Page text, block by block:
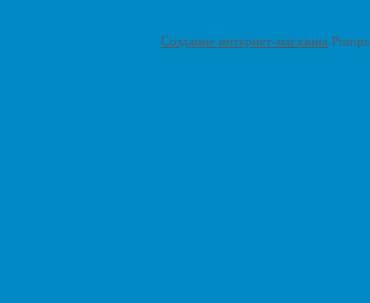
Создание интернет-магазина